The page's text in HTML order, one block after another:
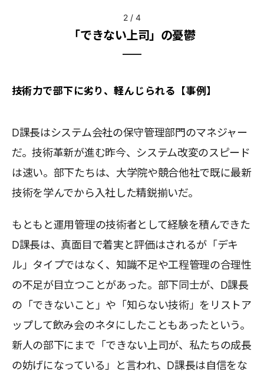
2 / 4
「できない上司」の憂鬱
技術力で部下に劣り、軽んじられる【事例】
D課長はシステム会社の保守管理部門のマネジャー
だ。技術革新が進む昨今、システム改変のスピード
は速い。部下たちは、大学院や競合他社で既に最新
技術を学んでから入社した精鋭揃いだ。
もともと運用管理の技術者として経験を積んできた
D課長は、真面目で着実と評価はされるが「デキ
ル」タイプではなく、知識不足や工程管理の合理性
の不足が目立つことがあった。部下同士が、D課長
の「できないこと」や「知らない技術」をリストア
ップして飲み会のネタにしたこともあったという。
新人の部下にまで「できない上司が、私たちの成長
の妨げになっている」と言われ、D課長は自信をな